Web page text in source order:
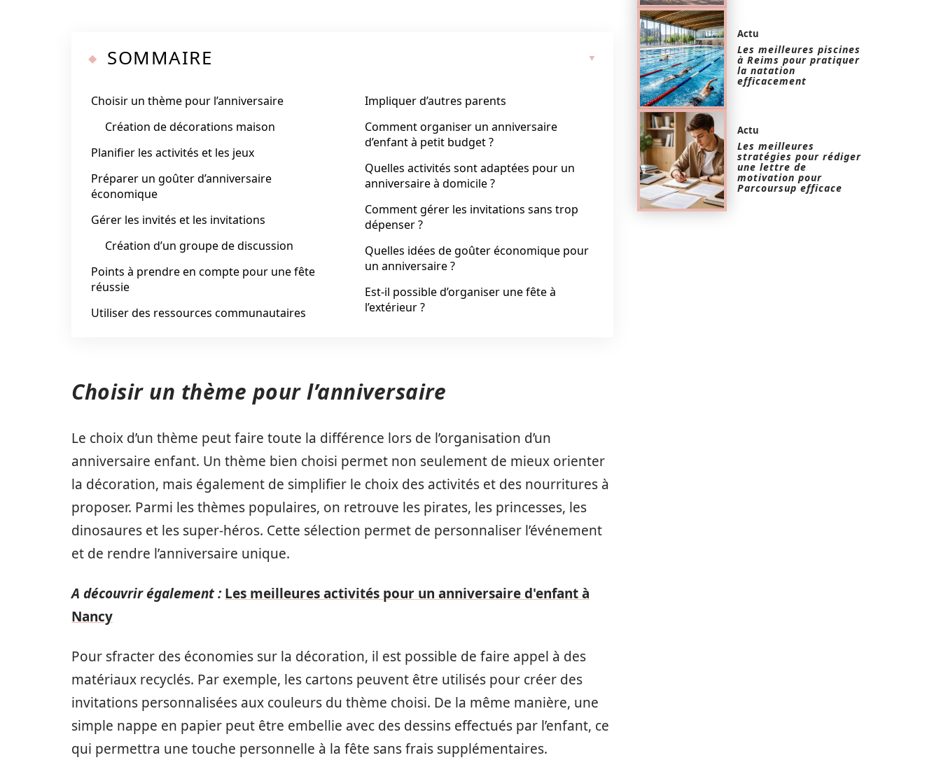
SOMMAIRE
Choisir un thème pour l’anniversaire
Création de décorations maison
Planifier les activités et les jeux
Préparer un goûter d’anniversaire
économique
Gérer les invités et les invitations
Création d’un groupe de discussion
Points à prendre en compte pour une fête
réussie
Utiliser des ressources communautaires
Impliquer d’autres parents
Comment organiser un anniversaire
d’enfant à petit budget ?
Quelles activités sont adaptées pour un
anniversaire à domicile ?
Comment gérer les invitations sans trop
dépenser ?
Quelles idées de goûter économique pour
un anniversaire ?
Est-il possible d’organiser une fête à
l’extérieur ?
Choisir un thème pour l’anniversaire
Le choix d’un thème peut faire toute la différence lors de l’organisation d’un
anniversaire enfant. Un thème bien choisi permet non seulement de mieux orienter
la décoration, mais également de simplifier le choix des activités et des nourritures à
proposer. Parmi les thèmes populaires, on retrouve les pirates, les princesses, les
dinosaures et les super-héros. Cette sélection permet de personnaliser l’événement
et de rendre l’anniversaire unique.
A découvrir également : Les meilleures activités pour un anniversaire d'enfant à
Nancy
Pour sfracter des économies sur la décoration, il est possible de faire appel à des
matériaux recyclés. Par exemple, les cartons peuvent être utilisés pour créer des
invitations personnalisées aux couleurs du thème choisi. De la même manière, une
simple nappe en papier peut être embellie avec des dessins effectués par l’enfant, ce
qui permettra une touche personnelle à la fête sans frais supplémentaires.
Actu
Les meilleures piscines
à Reims pour pratiquer
la natation
efficacement
Actu
Les meilleures
stratégies pour rédiger
une lettre de
motivation pour
Parcoursup efficace